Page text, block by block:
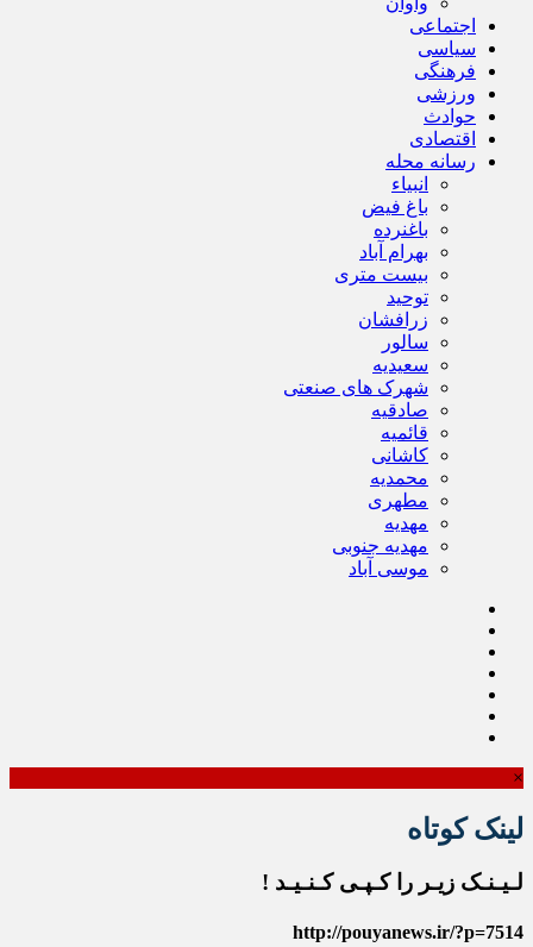
اجتماعی
سیاسی
فرهنگی
ورزشی
حوادث
اقتصادی
رسانه محله
انبیاء
باغ فیض
باغنرده
بهرام آباد
بیست متری
توحید
زرافشان
سالور
سعیدیه
شهرک های صنعتی
صادقیه
قائمیه
کاشانی
محمدیه
مطهری
مهدیه
مهدیه جنوبی
موسی آباد
×
لینک کوتاه
لـیـنـک زیـر را کـپـی کـنـیـد !
http://pouyanews.ir/?p=7514